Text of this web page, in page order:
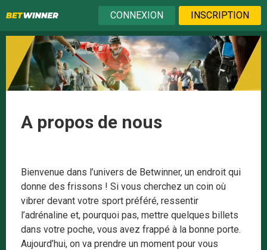
INSCRIPTION
CONNEXION
A propos de nous
Bienvenue dans l’univers de Betwinner, un endroit qui
donne des frissons ! Si vous cherchez un coin où
vibrer devant votre sport préféré, ressentir
l’adrénaline et, pourquoi pas, mettre quelques billets
dans votre poche, vous avez frappé à la bonne porte.
Aujourd’hui, on va prendre un moment pour vous